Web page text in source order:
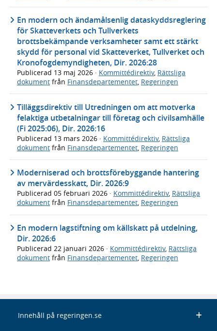
En modern och ändamålsenlig dataskyddsreglering
för Skatteverkets och Tullverkets
brottsbekämpande verksamheter samt ett stärkt
skydd för personal vid Skatteverket, Tullverket och
Kronofogdemyndigheten, Dir. 2026:28
Publicerad 13 maj 2026 · Kommittédirektiv, Rättsliga
dokument från Finansdepartementet, Regeringen
Tilläggsdirektiv till Utredningen om att motverka
felaktiga utbetalningar till företag och civilsamhälle
(Fi 2025:06), Dir. 2026:16
Publicerad 13 mars 2026 · Kommittédirektiv, Rättsliga
dokument från Finansdepartementet Regeringen
Moderniserad och brottsförebyggande hantering
av mervärdesskatt, Dir. 2026:9
Publicerad 05 februari 2026 · Kommittédirektiv, Rättsliga
dokument från Finansdepartementet, Regeringen
En modern lagstiftning om källskatt på utdelning,
Dir. 2026:6
Publicerad 22 januari 2026 · Kommittédirektiv, Rättsliga
dokument från Finansdepartementet, Regeringen
Innehåll på regeringen.se